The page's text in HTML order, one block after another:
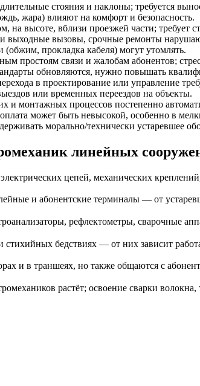
стояния и наклоны; требуется
жара) влияют на комфорт и безопасность.
на высоте, вблизи проезжей части; требует
вызовы, срочные ремонты
прокладка кабеля) могут утомлять.
простоям связи и жалобам абонентов;
обновляются, нужно повышать
в проектирование или управление
или временных переездов на объекты.
и монтажных процессов постепенно
может быть невысокой, особенно в
морально/технически устаревшее
линейных
цепей, механических
и абонентские терминалы — от
рефлектометры, сварочные
стихийных бедствиях — от них зависит
и в траншеях, но также общаются с
растёт; освоение сварки